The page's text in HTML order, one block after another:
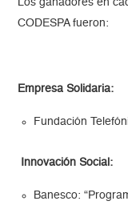
Los ganadores en
CODESPA fueron:
Empresa Solidaria:
Fundación
Innovación Social:
Banesco: